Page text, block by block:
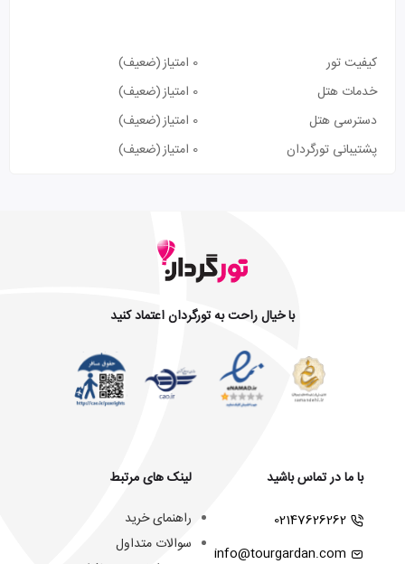
کیفیت تور 0 امتیاز
(ضعیف)
خدمات هتل
0 امتیاز
(ضعیف)
دسترسی هتل
0 امتیاز
(ضعیف)
پشتیبانی تورگردان
0 امتیاز (ضعیف)
با خیال راحت به تورگردان اعتماد کنید
با ما در تماس باشید
02147626262
info@tourgardan.com
لینک های مرتبط
راهنمای خرید
سوالات متداول